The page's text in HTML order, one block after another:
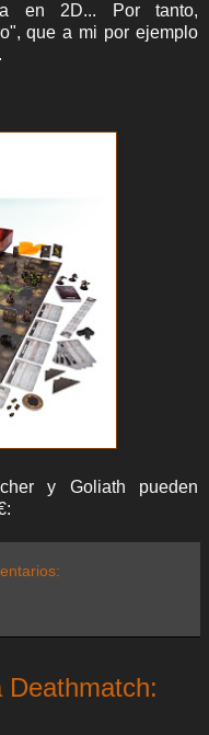
en 2D... Por tanto,
que a mi por ejemplo
y Goliath pueden
Deathmatch: